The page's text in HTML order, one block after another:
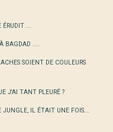
...
BAGDAD ....
SOIENT DE COULEURS
J'AI TANT PLEURÉ ?
JUNGLE, IL ÉTAIT UNE FOIS...